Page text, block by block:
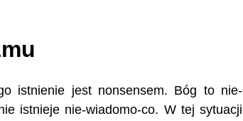
istnienie jest nonsensem. Bóg to nie-
istnieje nie-wiadomo-co. W tej sytuacji